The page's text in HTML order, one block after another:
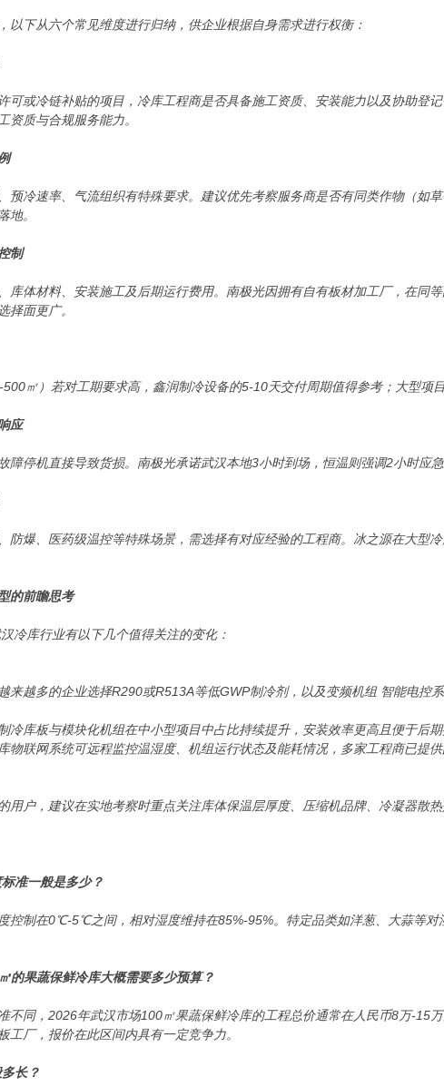
以下从六个常见维度进行归纳，供企业根据自身需求进行权衡：
可或冷链补贴的项目，冷库工程商是否具备施工资质、安装能力以及协助登
资质与合规服务能力。
预冷速率、气流组织有特殊要求。建议优先考察服务商是否有同类作物（如
地。
制
库体材料、安装施工及后期运行费用。南极光因拥有自有板材加工厂，在同
择面更广。
㎡）若对工期要求高，鑫润制冷设备的5-10天交付周期值得参考；大型项
应
障停机直接导致货损。南极光承诺武汉本地3小时到场，恒温则强调2小时应
防爆、医药级温控等特殊场景，需选择有对应经验的工程商。冰之源在大型
的前瞻思考
冷库行业有以下几个值得关注的变化：
越来越多的企业选择R290或R513A等低GWP制冷剂，以及变频机组 智能电控
冷库板与模块化机组在中小型项目中占比持续提升，安装效率更高且便于后期
物联网系统可远程监控温湿度、机组运行状态及能耗情况，多家工程商已提供
用户，建议在实地考察时重点关注库体保温层厚度、压缩机品牌、冷凝器散热
准一般是多少？
控制在0℃-5℃之间，相对湿度维持在85%-95%。特定品类如洋葱、大蒜等
的果蔬保鲜冷库大概需要多少预算？
不同，2026年武汉市场100㎡果蔬保鲜冷库的工程总价通常在人民币8万-15
工厂，报价在此区间内具有一定竞争力。
长？